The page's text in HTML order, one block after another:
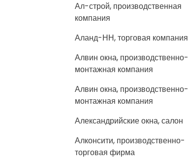
Ал-строй, производственная
компания
Аланд-НН, торговая компания
Алвин окна, производственно-
монтажная компания
Алвин окна, производственно-
монтажная компания
Александрийские окна, салон
Алконсити, производственно-
торговая фирма